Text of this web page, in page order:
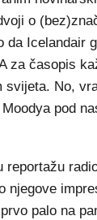
o
da Icelandair
za časopis
svijeta. No,
pod
reportažu
njegove
palo na